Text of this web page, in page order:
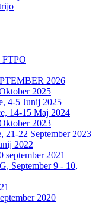
FTPO
2026
2025
4-5 Junij 2025
14-15 Maj 2024
2023
21-22 September 2023
2022
september 2021
September 9 - 10,
2020